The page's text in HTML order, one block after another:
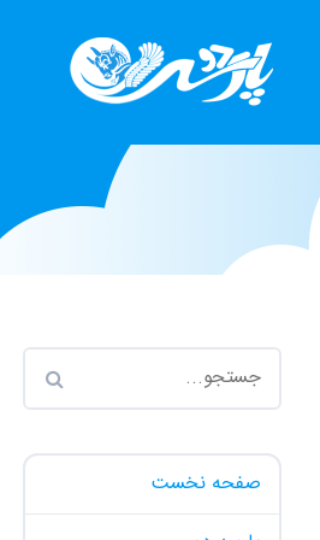
صفحه نخست